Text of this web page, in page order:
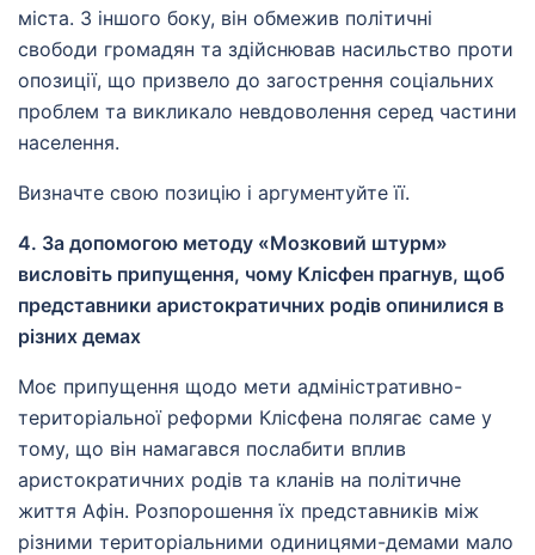
міста. З іншого боку, він обмежив політичні
свободи громадян та здійснював насильство проти
опозиції, що призвело до загострення соціальних
проблем та викликало невдоволення серед частини
населення.
Визначте свою позицію і аргументуйте її.
4. За допомогою методу «Мозковий штурм»
висловіть припущення, чому Клісфен прагнув, щоб
представники аристократичних родів опинилися в
різних демах
Моє припущення щодо мети адміністративно-
територіальної реформи Клісфена полягає саме у
тому, що він намагався послабити вплив
аристократичних родів та кланів на політичне
життя Афін. Розпорошення їх представників між
різними територіальними одиницями-демами мало